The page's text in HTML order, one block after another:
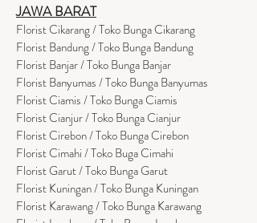
JAWA BARAT
Florist Cikarang/ Toko Bunga Cikarang
Florist Bandung / Toko Bunga Bandung
Florist Banjar / Toko Bunga Banjar
Florist Banyumas / Toko Bunga Banyumas
Florist Ciamis / Toko Bunga Ciamis
Florist Cianjur / Toko Bunga Cianjur
Florist Cirebon / Toko Bunga Cirebon
Florist Cimahi / Toko Buga Cimahi
Florist Garut / Toko Bunga Garut
Florist Kuningan / Toko Bunga Kuningan
Florist Karawang / Toko Bunga Karawang